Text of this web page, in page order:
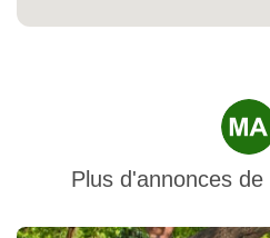
Plus d'annonces de